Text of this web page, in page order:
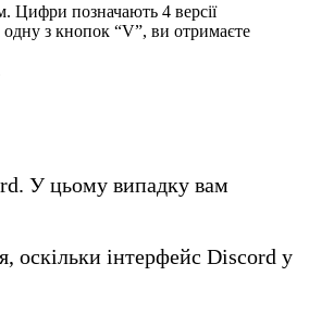
Цифри позначають 4 версії
з кнопок “V”, ви отримаєте
У цьому випадку вам
оскільки інтерфейс Discord у